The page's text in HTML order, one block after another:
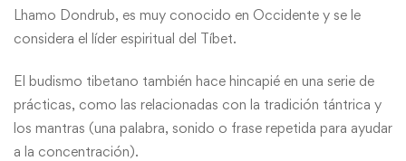
Lhamo Dondrub, es muy conocido en Occidente y se le
considera el líder espiritual del Tíbet.
El budismo tibetano también hace hincapié en una serie de
prácticas, como las relacionadas con la tradición tántrica y
los mantras (una palabra, sonido o frase repetida para ayudar
a la concentración).